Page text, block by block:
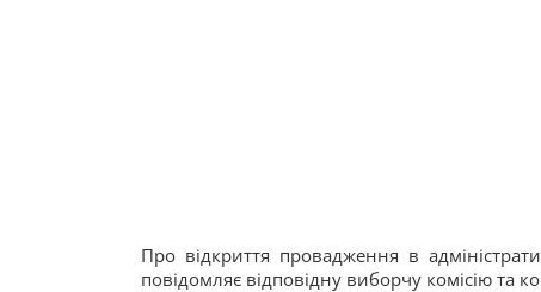
Про відкриття провадження в
повідомляє відповідну виборчу комісію та